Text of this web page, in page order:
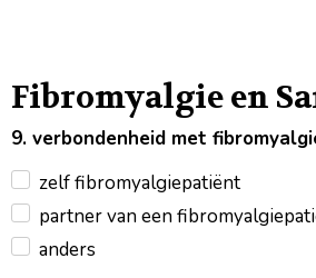
Fibromyalgie en
9. verbondenheid met
zelf fibromyalgiepatiënt
partner van een
anders